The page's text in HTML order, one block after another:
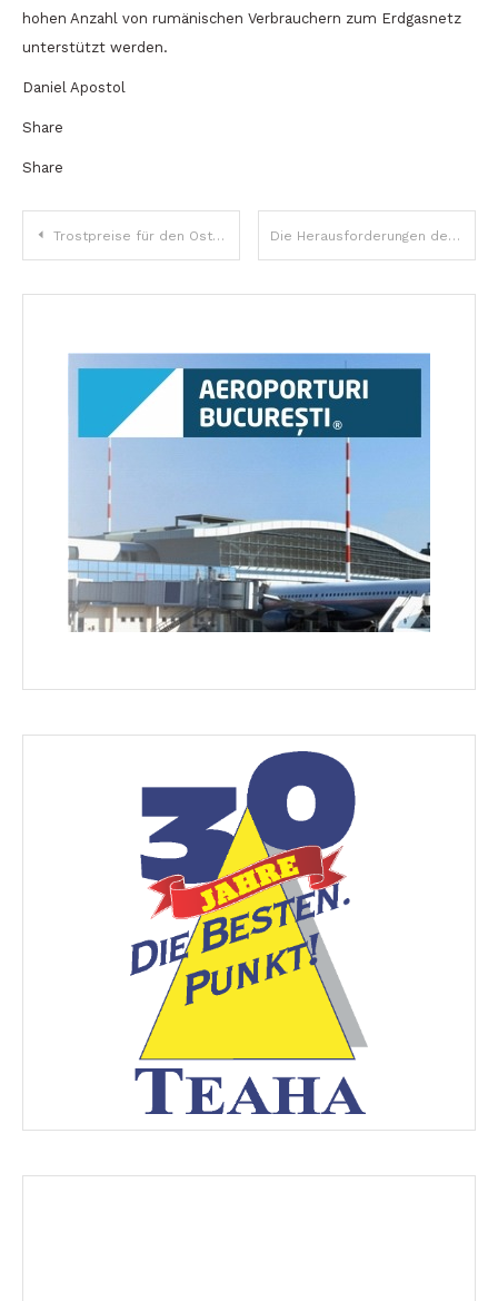
hohen Anzahl von rumänischen Verbrauchern zum Erdgasnetz
unterstützt werden.
Daniel Apostol
Share
Share
Beitragsnavigation
Trostpreise für den Osten? Die Herausforderungen des rumänischen Tourismus